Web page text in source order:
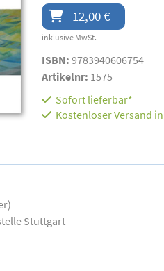
12,00 €
inklusive MwSt.
ISBN: 9783940606754
Artikelnr: 1575
Sofort lieferbar*
Kostenloser Versand
Stuttgart